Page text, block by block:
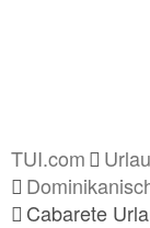
TUI.com
Cabarete